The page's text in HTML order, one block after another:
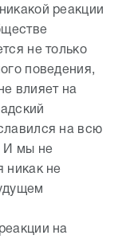
реакции
не только
поведения,
влияет на
на всю
И мы не
никак не
на